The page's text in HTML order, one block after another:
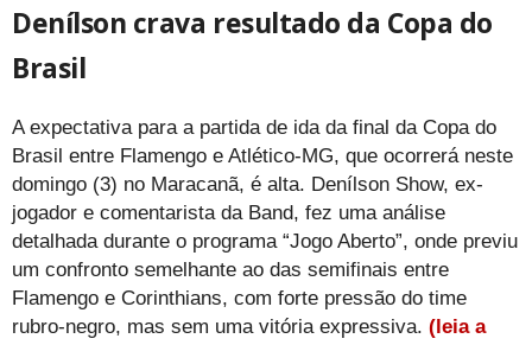
Denílson crava resultado da Copa do
Brasil
A expectativa para a partida de ida da final da Copa do
Brasil entre Flamengo e Atlético-MG, que ocorrerá neste
domingo (3) no Maracanã, é alta. Denílson Show, ex-
jogador e comentarista da Band, fez uma análise
detalhada durante o programa “Jogo Aberto”, onde previu
um confronto semelhante ao das semifinais entre
Flamengo e Corinthians, com forte pressão do time
rubro-negro, mas sem uma vitória expressiva. (leia a